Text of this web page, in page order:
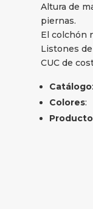
Altura de
piernas.
El colchón
Listones
CUC de
Catálogo:
Colores:
Producto